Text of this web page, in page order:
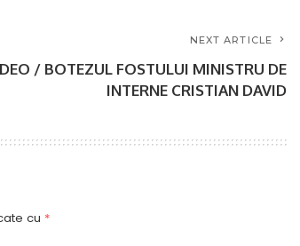
NEXT ARTICLE
/ BOTEZUL FOSTULUI MINISTRU DE
INTERNE CRISTIAN DAVID
cu *